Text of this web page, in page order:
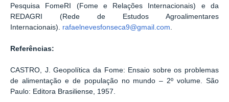
Pesquisa FomeRI (Fome e Relações Internacionais) e da
REDAGRI (Rede de Estudos Agroalimentares
Internacionais). rafaelnevesfonseca9@gmail.com.
Referências:
CASTRO, J. Geopolítica da Fome: Ensaio sobre os problemas
de alimentação e de população no mundo – 2º volume. São
Paulo: Editora Brasiliense, 1957.